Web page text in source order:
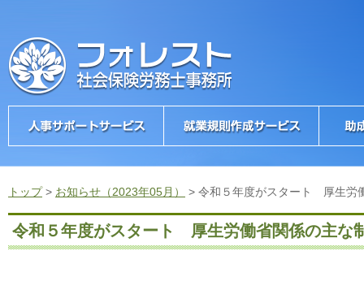
トップ> お知らせ（2023年05月） > 令和５年度がスタート 厚生労
令和５年度がスタート 厚生労働省関係の主な